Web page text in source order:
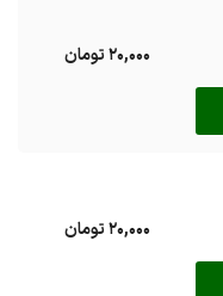
20,000 تومان
20,000 تومان